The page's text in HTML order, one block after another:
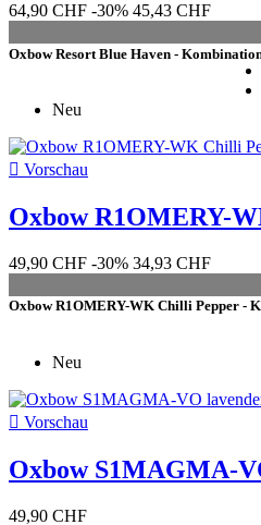
48 S 6
50 M 4
52 L 6
56 XXL
Grösse
18
S 21
XXL 16
Boardshorts Grösse
28 XS
29 1
29 XS/S 5
30
30 S 35
31 27
64,90 CHF -30% 45,43 CHF
Oxbow Resort Blue Haven -
Neu
 Vorschau
Oxbow R1OMERY-
49,90 CHF -30% 34,93 CHF
Oxbow R1OMERY-WK Chilli Pepper -
Neu
 Vorschau
Oxbow S1MAGMA-
49,90 CHF